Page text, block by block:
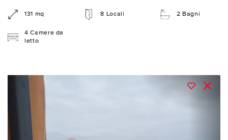
131 mq 8 Locali 2 Bagni
4 Camere da
letto